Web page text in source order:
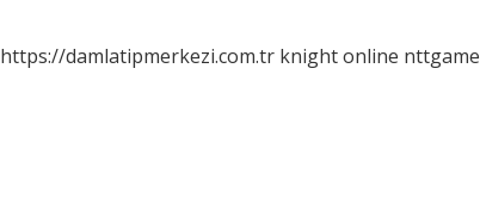
https://damlatipmerkezi.com.tr knight online nttgame